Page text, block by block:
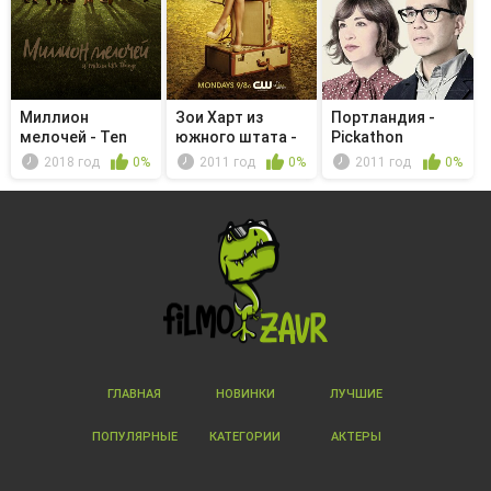
Миллион
мелочей - Ten
Years2018 год 0%
Зои Харт из
южного штата -
The Curlin...
2011 год 0%
Портландия -
Pickathon
2011 год 0%
ГЛАВНАЯ НОВИНКИ ЛУЧШИЕ
ПОПУЛЯРНЫЕ КАТЕГОРИИ АКТЕРЫ